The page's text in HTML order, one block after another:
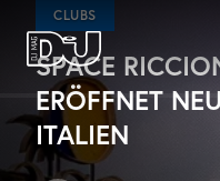
Zum Hauptinhalt springen
DJ Mag Germany
CLUBS
SPACE
ERÖFFNET
ITALIEN